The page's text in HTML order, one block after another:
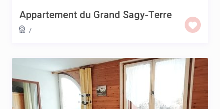
Appartement du Grand Sagy-Terre
/